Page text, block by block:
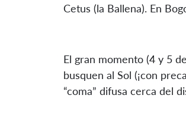
Cetus (la Ballena). En
El gran momento (4 y 5
busquen al Sol (¡con
“coma” difusa cerca del